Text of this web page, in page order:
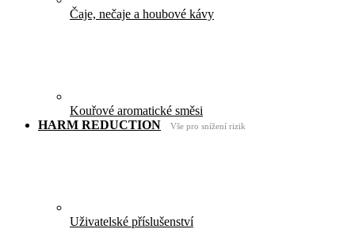
Čaje, nečaje a houbové kávy
Kouřové aromatické směsi
HARM REDUCTION
Vše pro snížení rizik
Uživatelské příslušenství